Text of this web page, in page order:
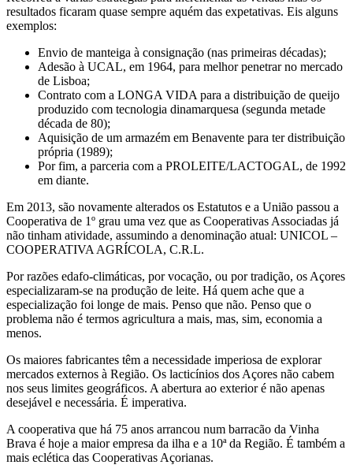
resultados ficaram quase sempre aquém das expetativas. Eis alguns
exemplos:
Envio de manteiga à consignação (nas primeiras décadas);
Adesão à UCAL, em 1964, para melhor penetrar no mercado
de Lisboa;
Contrato com a LONGA VIDA para a distribuição de queijo
produzido com tecnologia dinamarquesa (segunda metade
década de 80);
Aquisição de um armazém em Benavente para ter distribuição
própria (1989);
Por fim, a parceria com a PROLEITE/LACTOGAL, de 1992
em diante.
Em 2013, são novamente alterados os Estatutos e a União passou a
Cooperativa de 1º grau uma vez que as Cooperativas Associadas já
não tinham atividade, assumindo a denominação atual: UNICOL –
COOPERATIVA AGRÍCOLA, C.R.L.
Por razões edafo-climáticas, por vocação, ou por tradição, os Açores
especializaram-se na produção de leite. Há quem ache que a
especialização foi longe de mais. Penso que não. Penso que o
problema não é termos agricultura a mais, mas, sim, economia a
menos.
Os maiores fabricantes têm a necessidade imperiosa de explorar
mercados externos à Região. Os lacticínios dos Açores não cabem
nos seus limites geográficos. A abertura ao exterior é não apenas
desejável e necessária. É imperativa.
A cooperativa que há 75 anos arrancou num barracão da Vinha
Brava é hoje a maior empresa da ilha e a 10ª da Região. É também a
mais eclética das Cooperativas Açorianas.